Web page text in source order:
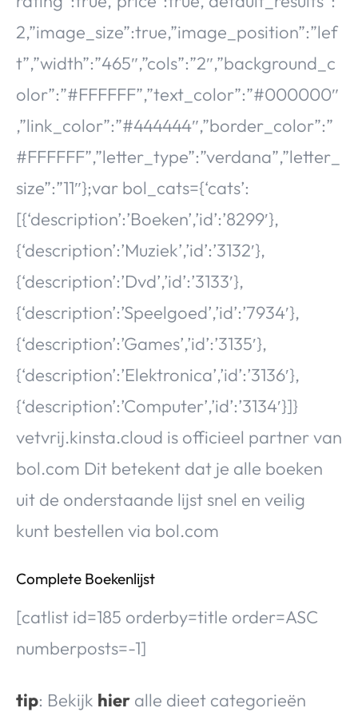
2,”image_size”:true,”image_position”:”lef
t”,”width”:”465″,”cols”:”2″,”background_c
olor”:”#FFFFFF”,”text_color”:”#000000″
,”link_color”:”#444444″,”border_color”:”
#FFFFFF”,”letter_type”:”verdana”,”letter_
size”:”11″};var bol_cats={‘cats’:
[{‘description’:’Boeken’,’id’:’8299′},
{‘description’:’Muziek’,’id’:’3132′},
{‘description’:’Dvd’,’id’:’3133′},
{‘description’:’Speelgoed’,’id’:’7934′},
{‘description’:’Games’,’id’:’3135′},
{‘description’:’Elektronica’,’id’:’3136′},
{‘description’:’Computer’,’id’:’3134′}]}
vetvrij.kinsta.cloud is officieel partner van
bol.com Dit betekent dat je alle boeken
uit de onderstaande lijst snel en veilig
kunt bestellen via bol.com
Complete Boekenlijst
[catlist id=185 orderby=title order=ASC
numberposts=-1]
tip: Bekijk hier alle dieet categorieën